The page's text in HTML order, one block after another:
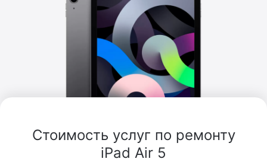
Стоимость услуг по ремонту
iPad Air 5